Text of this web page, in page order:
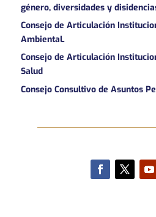
género, diversidades y
Consejo de Articulación
AmbientaL
Consejo de Articulación
Salud
Consejo Consultivo de Asuntos